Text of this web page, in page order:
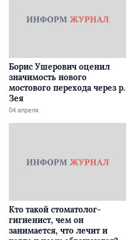
Борис Ушерович оценил
значимость нового
мостового перехода через р.
Зея
04 апреля
Кто такой стоматолог-
гигиенист, чем он
занимается, что лечит и